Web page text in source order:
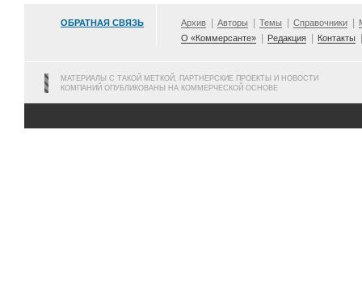
ОБРАТНАЯ СВЯЗЬ Архив Авторы Темы Справочники
О «Коммерсанте»
Редакция Контакты
МАТЕРИАЛЫ С ТАКОЙ МЕТКОЙ, ПАРТНЕРСКИЕ ПРОЕКТЫ И НОВОСТИ
КОМПАНИЙ ОПУБЛИКОВАНЫ НА КОММЕРЧЕСКОЙ ОСНОВЕ